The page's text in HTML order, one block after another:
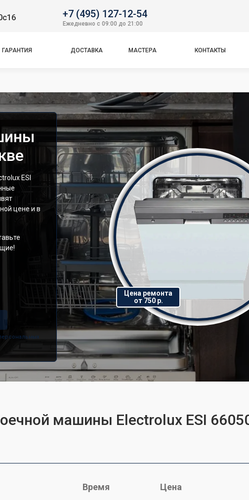
+7 (495) 127-12-54
Ежедневно с 09:00 до 21:00
ГАРАНТИЯ ДОСТАВКА МАСТЕРА КОНТАКТЫ
ESI
цене и в
Цена ремонта
от 750 р.
машины Electrolux ESI
Время Цена